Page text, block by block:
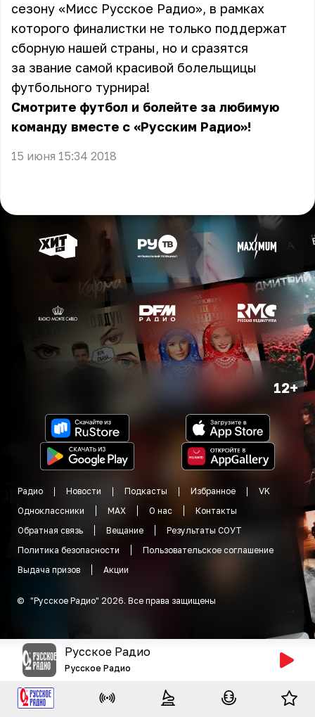
сезону «Мисс Русское Радио», в рамках
которого финалистки не только поддержат
сборную нашей страны, но и сразятся
за звание самой красивой болельщицы
футбольного турнира!
Смотрите футбол и болейте за любимую
команду вместе с «Русским Радио»!
15 июня 15:34 2018
12+
Радио Новости Подкасты Избранное
VK
Одноклассники
MAX О нас
Контакты
Обратная связь
Вещание
Результаты СОУТ
Политика безопасности
Пользовательское соглашение
Выдача призов
Акции
© "Русское Радио" 2026. Все права защищены
Русское Радио
Русское Радио